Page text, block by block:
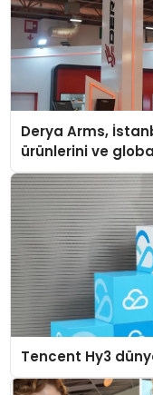
Derya Arms,
ürünlerini ve
Tencent Hy3